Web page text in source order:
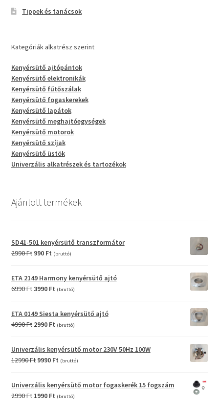
Tippek és tanácsok
Kategóriák alkatrész szerint
Kenyérsütő ajtópántok
Kenyérsütő elektronikák
Kenyérsütő fűtőszálak
Kenyérsütő fogaskerekek
Kenyérsütő lapátok
Kenyérsütő meghajtóegységek
Kenyérsütő motorok
Kenyérsütő szíjak
Kenyérsütő üstök
Univerzális alkatrészek és tartozékok
Ajánlott termékek
SD41-501 kenyérsütő transzformátor
2990Ft Original
was:
2990 Ft.
990 FtCurrent
990 Ft.
(bruttó)
ETA 2149 Harmony kenyérsütő ajtó
6990FtOriginal
was:
6990 Ft.
3990 FtCurrent
is:
3990 Ft.
(bruttó)
ETA 0149 Siesta kenyérsütő ajtó
4990Ft Original
was:
4990 Ft.
2990 FtCurrent
2990 Ft.
(bruttó)
Univerzális kenyérsütő motor 230V 50Hz 100W
12990Ft Original
was:
12990 Ft.
9990 FtCurrent
is:
9990 Ft.
(bruttó)
Univerzális kenyérsütő motor fogaskerék 15 fogszám
2990Ft Original
1990 FtCurrent
(bruttó)